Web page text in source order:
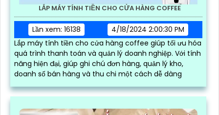
LẮP MÁY TÍNH TIỀN CHO CỬA HÀNG COFFEE
Lần xem: 16138
4/18/2024 2:00:30 PM
Lắp máy tính tiền cho cửa hàng coffee giúp tối ưu hóa
quá trình thanh toán và quản lý doanh nghiệp. Với tính
năng hiện đại, giúp ghi chú đơn hàng, quản lý kho,
doanh số bán hàng và thu chi một cách dễ dàng